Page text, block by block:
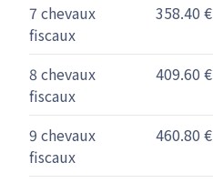
7 chevaux
fiscaux
358.40 €
8 chevaux
fiscaux
409.60 €
9 chevaux
fiscaux
460.80 €